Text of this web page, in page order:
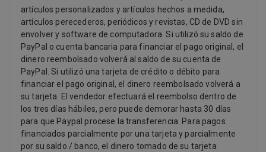
artículos personalizados y artículos hechos a medida,
artículos perecederos, periódicos y revistas, CD de DVD sin
envolver y software de computadora. Si utilizó su saldo de
PayPal o cuenta bancaria para financiar el pago original, el
dinero reembolsado volverá al saldo de su cuenta de
PayPal. Si utilizó una tarjeta de crédito o débito para
financiar el pago original, el dinero reembolsado volverá a
su tarjeta. El vendedor efectuará el reembolso dentro de
los tres días hábiles, pero puede demorar hasta 30 días
para que Paypal procese la transferencia. Para pagos
financiados parcialmente por una tarjeta y parcialmente
por su saldo / banco, el dinero tomado de su tarjeta